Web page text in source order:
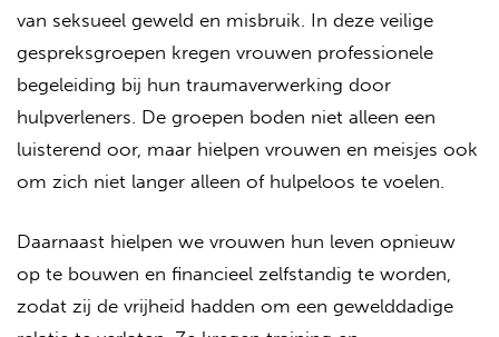
van seksueel geweld en misbruik. In deze veilige
gespreksgroepen kregen vrouwen professionele
begeleiding bij hun traumaverwerking door
hulpverleners. De groepen boden niet alleen een
luisterend oor, maar hielpen vrouwen en meisjes ook
om zich niet langer alleen of hulpeloos te voelen.
Daarnaast hielpen we vrouwen hun leven opnieuw
op te bouwen en financieel zelfstandig te worden,
zodat zij de vrijheid hadden om een gewelddadige